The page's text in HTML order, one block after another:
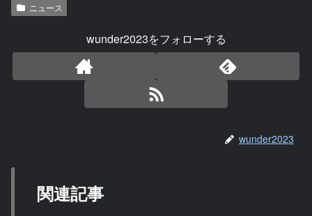
ニュース
wunder2023をフォローする
wunder2023
関連記事